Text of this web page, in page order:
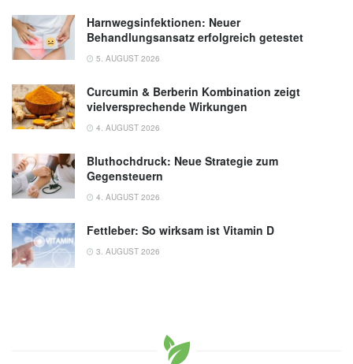
Harnwegsinfektionen: Neuer
Behandlungsansatz erfolgreich getestet
5. AUGUST 2026
Curcumin & Berberin Kombination zeigt
vielversprechende Wirkungen
4. AUGUST 2026
Bluthochdruck: Neue Strategie zum
Gegensteuern
4. AUGUST 2026
Fettleber: So wirksam ist Vitamin D
3. AUGUST 2026